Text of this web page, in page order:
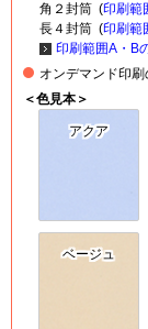
角２封筒 (印刷範
長４封筒 (印刷範
印刷範囲A・B
オンデマンド印刷
＜色見本＞
アクア
ベージュ